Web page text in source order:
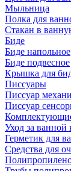
Мыльница
Полка для
Стакан в
Биде
Биде напольное
Биде подвесное
Крышка для
Писсуары
Писсуар
Писсуар
Уход за ванной
Герметик для
Средства для